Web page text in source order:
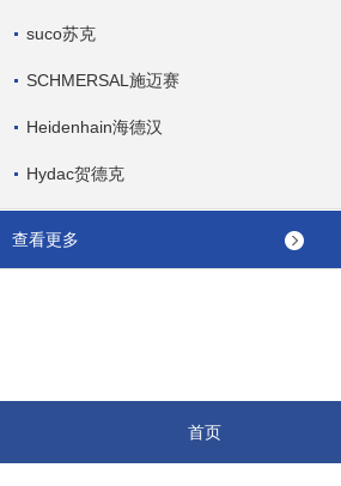
suco苏克
SCHMERSAL施迈赛
Heidenhain海德汉
Hydac贺德克
查看更多
首页